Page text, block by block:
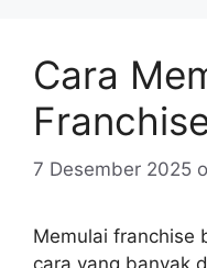
Cara
7 Desember 2025
Memulai franchise